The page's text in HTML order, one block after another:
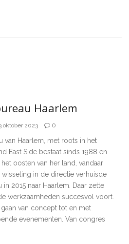
Haarlem
oktober 2023 0
van Haarlem, met roots in het
East Side bestaat sinds 1988 en
oosten van her land, vandaar
in de directie verhuisde
2015 naar Haarlem. Daar zette
werkzaamheden succesvol voort.
van concept tot en met
evenementen. Van congres